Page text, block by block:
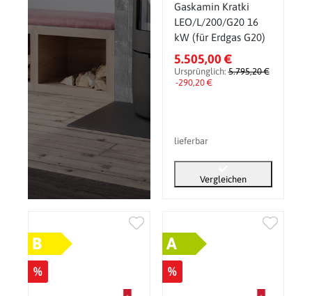
Gaskamin Kratki
LEO/L/200/G20 16
kW (für Erdgas G20)
5.505,00 €
Ursprünglich:5.795,20 €
-290,20 €
lieferbar
Vergleichen
B
%
A
%